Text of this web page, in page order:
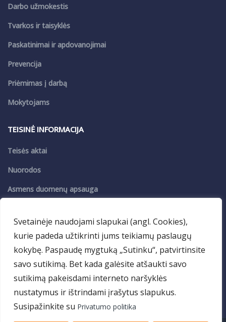
Svetainėje naudojami slapukai (angl. Cookies),
kurie padeda užtikrinti jums teikiamų paslaugų
kokybę. Paspaudę mygtuką „Sutinku“, patvirtinsite
savo sutikimą. Bet kada galėsite atšaukti savo
sutikimą pakeisdami interneto naršyklės
nustatymus ir ištrindami įrašytus slapukus.
Susipažinkite su Privatumo politika
Darbo užmokestis
Tvarkos ir taisyklės
Paskatinimai ir apdovanojimai
Prevencija
Priėmimas į darbą
Mokytojams
TEISINĖ INFORMACIJA
Teisės aktai
Nuorodos
Asmens duomenų apsauga
PASLAUGOS
Maitinimas
Patalpų nuoma